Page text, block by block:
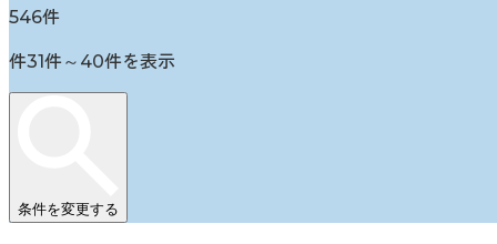
546件
件31件～ 40件を表示
条件を変更する